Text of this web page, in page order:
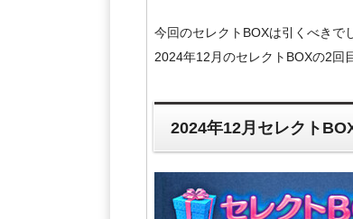
今回のセレクトBOXは引くべきで
2024年12月のセレクトBOXの2回
2024年12月セレクト